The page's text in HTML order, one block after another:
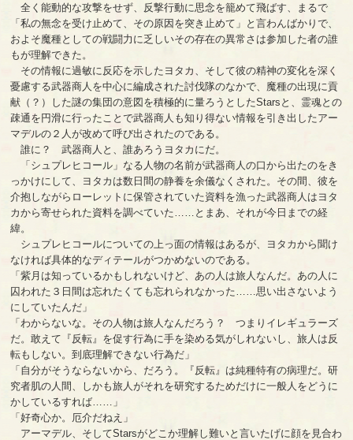
全く能動的な攻撃をせず、反撃行動に思念を籠めて飛ばす、まるで
「私の無念を受け止めて、その原因を突き止めて」と言わんばかりで、
およそ魔種としての戦闘力に乏しいその存在の異常さは参加した者の誰
もが理解できた。
その情報に過敏に反応を示したヨタカ、そして彼の精神の変化を深く
憂慮する武器商人を中心に編成された討伐隊のなかで、魔種の出現に貢
献（？）した謎の集団の意図を積極的に量ろうとしたStarsと、霊魂との
疎通を円滑に行ったことで武器商人も知り得ない情報を引き出したアー
マデルの２人が改めて呼び出されたのである。
誰に？ 武器商人と、誰あろうヨタカにだ。
「シュプレヒコール」なる人物の名前が武器商人の口から出たのをき
っかけにして、ヨタカは数日間の静養を余儀なくされた。その間、彼を
介抱しながらローレットに保管されていた資料を漁った武器商人はヨタ
カから寄せられた資料を調べていた……とまあ、それが今日までの経
緯。
シュプレヒコールについての上っ面の情報はあるが、ヨタカから聞け
なければ具体的なディテールがつかめないのである。
「紫月は知っているかもしれないけど、あの人は旅人なんだ。あの人に
囚われた３日間は忘れたくても忘れられなかった……思い出さないよう
にしていたんだ」
「わからないな。その人物は旅人なんだろう？ つまりイレギュラーズ
だ。敢えて『反転』を促す行為に手を染める気がしれないし、旅人は反
転もしない。到底理解できない行為だ」
「自分がそうならないから、だろう。『反転』は純種特有の病理だ。研
究者肌の人間、しかも旅人がそれを研究するためだけに一般人をどうに
かしているすれば……」
「好奇心か。厄介だねえ」
アーマデル、そしてStarsがどこか理解し難いと言いたげに顔を見合わ